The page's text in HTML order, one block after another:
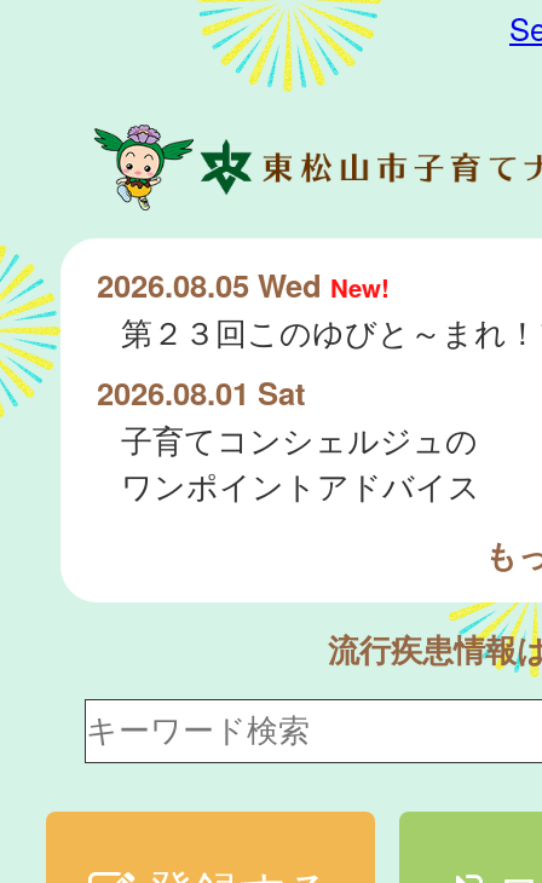
2026.08.05 Wed New!
2026.08.01 Sat
子育てコンシェルジュの
ワンポイントアドバイス
も
流行疾患情報